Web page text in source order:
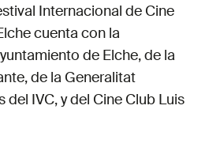
Internacional de Cine
cuenta con la
de Elche, de la
de la Generalitat
del IVC, y del Cine Club Luis